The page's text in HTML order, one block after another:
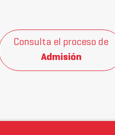
Consulta el proceso de
Admisión